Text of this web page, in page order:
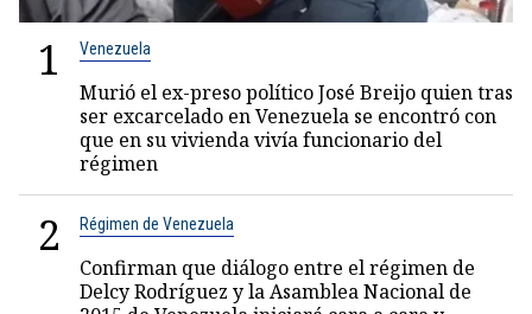
1 Venezuela
Murió el ex-preso político José Breijo quien tras
ser excarcelado en Venezuela se encontró con
que en su vivienda vivía funcionario del
régimen
2 Régimen de Venezuela
Confirman que diálogo entre el régimen de
Delcy Rodríguez y la Asamblea Nacional de